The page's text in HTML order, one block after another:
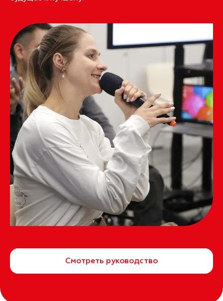
Смотреть руководство